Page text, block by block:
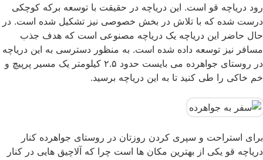
رود دریاچه قو است. این دریاچه در حقیقت با توسعه برکه کوچکی
درست شده که با تلاش در بخش خصوصی نیز تشکیل شده است. در
حال حاضر این دریاچه یک دریاچه مصنوعی است که هدف جذب
مسافر نیز توسعه داده شده است. به منظور دسترسی به این دریاچه
در روستای جواهرده می بایست حدود ۲.۵ کیلومتر یک مسیر پرپیچ و
خم خاکی را طی کنید تا به این دریاچه برسید.
برای استراحت و سپری کردن روزتان در روستای جواهرده کنار
دریاچه قو یکی از بهترین مکان ها است چرا که آلاچیق هایی در کنار